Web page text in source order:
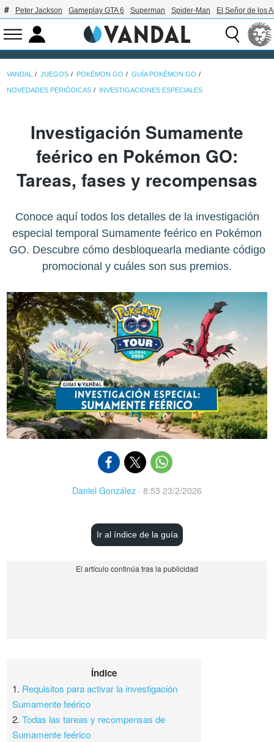
Peter Jackson Gameplay GTA 6 Superman Spider-Man El Señor de los
VANDAL JUEGOS POKÉMON GO GUÍA POKÉMON GO
NOVEDADES PERIÓDICAS INVESTIGACIONES ESPECIALES
Investigación Sumamente
feérico en Pokémon GO:
Tareas, fases y recompensas
Conoce aquí todos los detalles de la investigación
especial temporal Sumamente feérico en Pokémon
GO. Descubre cómo desbloquearla mediante código
promocional y cuáles son sus premios.
Daniel González · 8:53 23/2/2026
Ir al índice de la guía
Índice
1. Requisitos para activar la investigación
Sumamente feérico
2.Todas las tareas y recompensas de
Sumamente feérico